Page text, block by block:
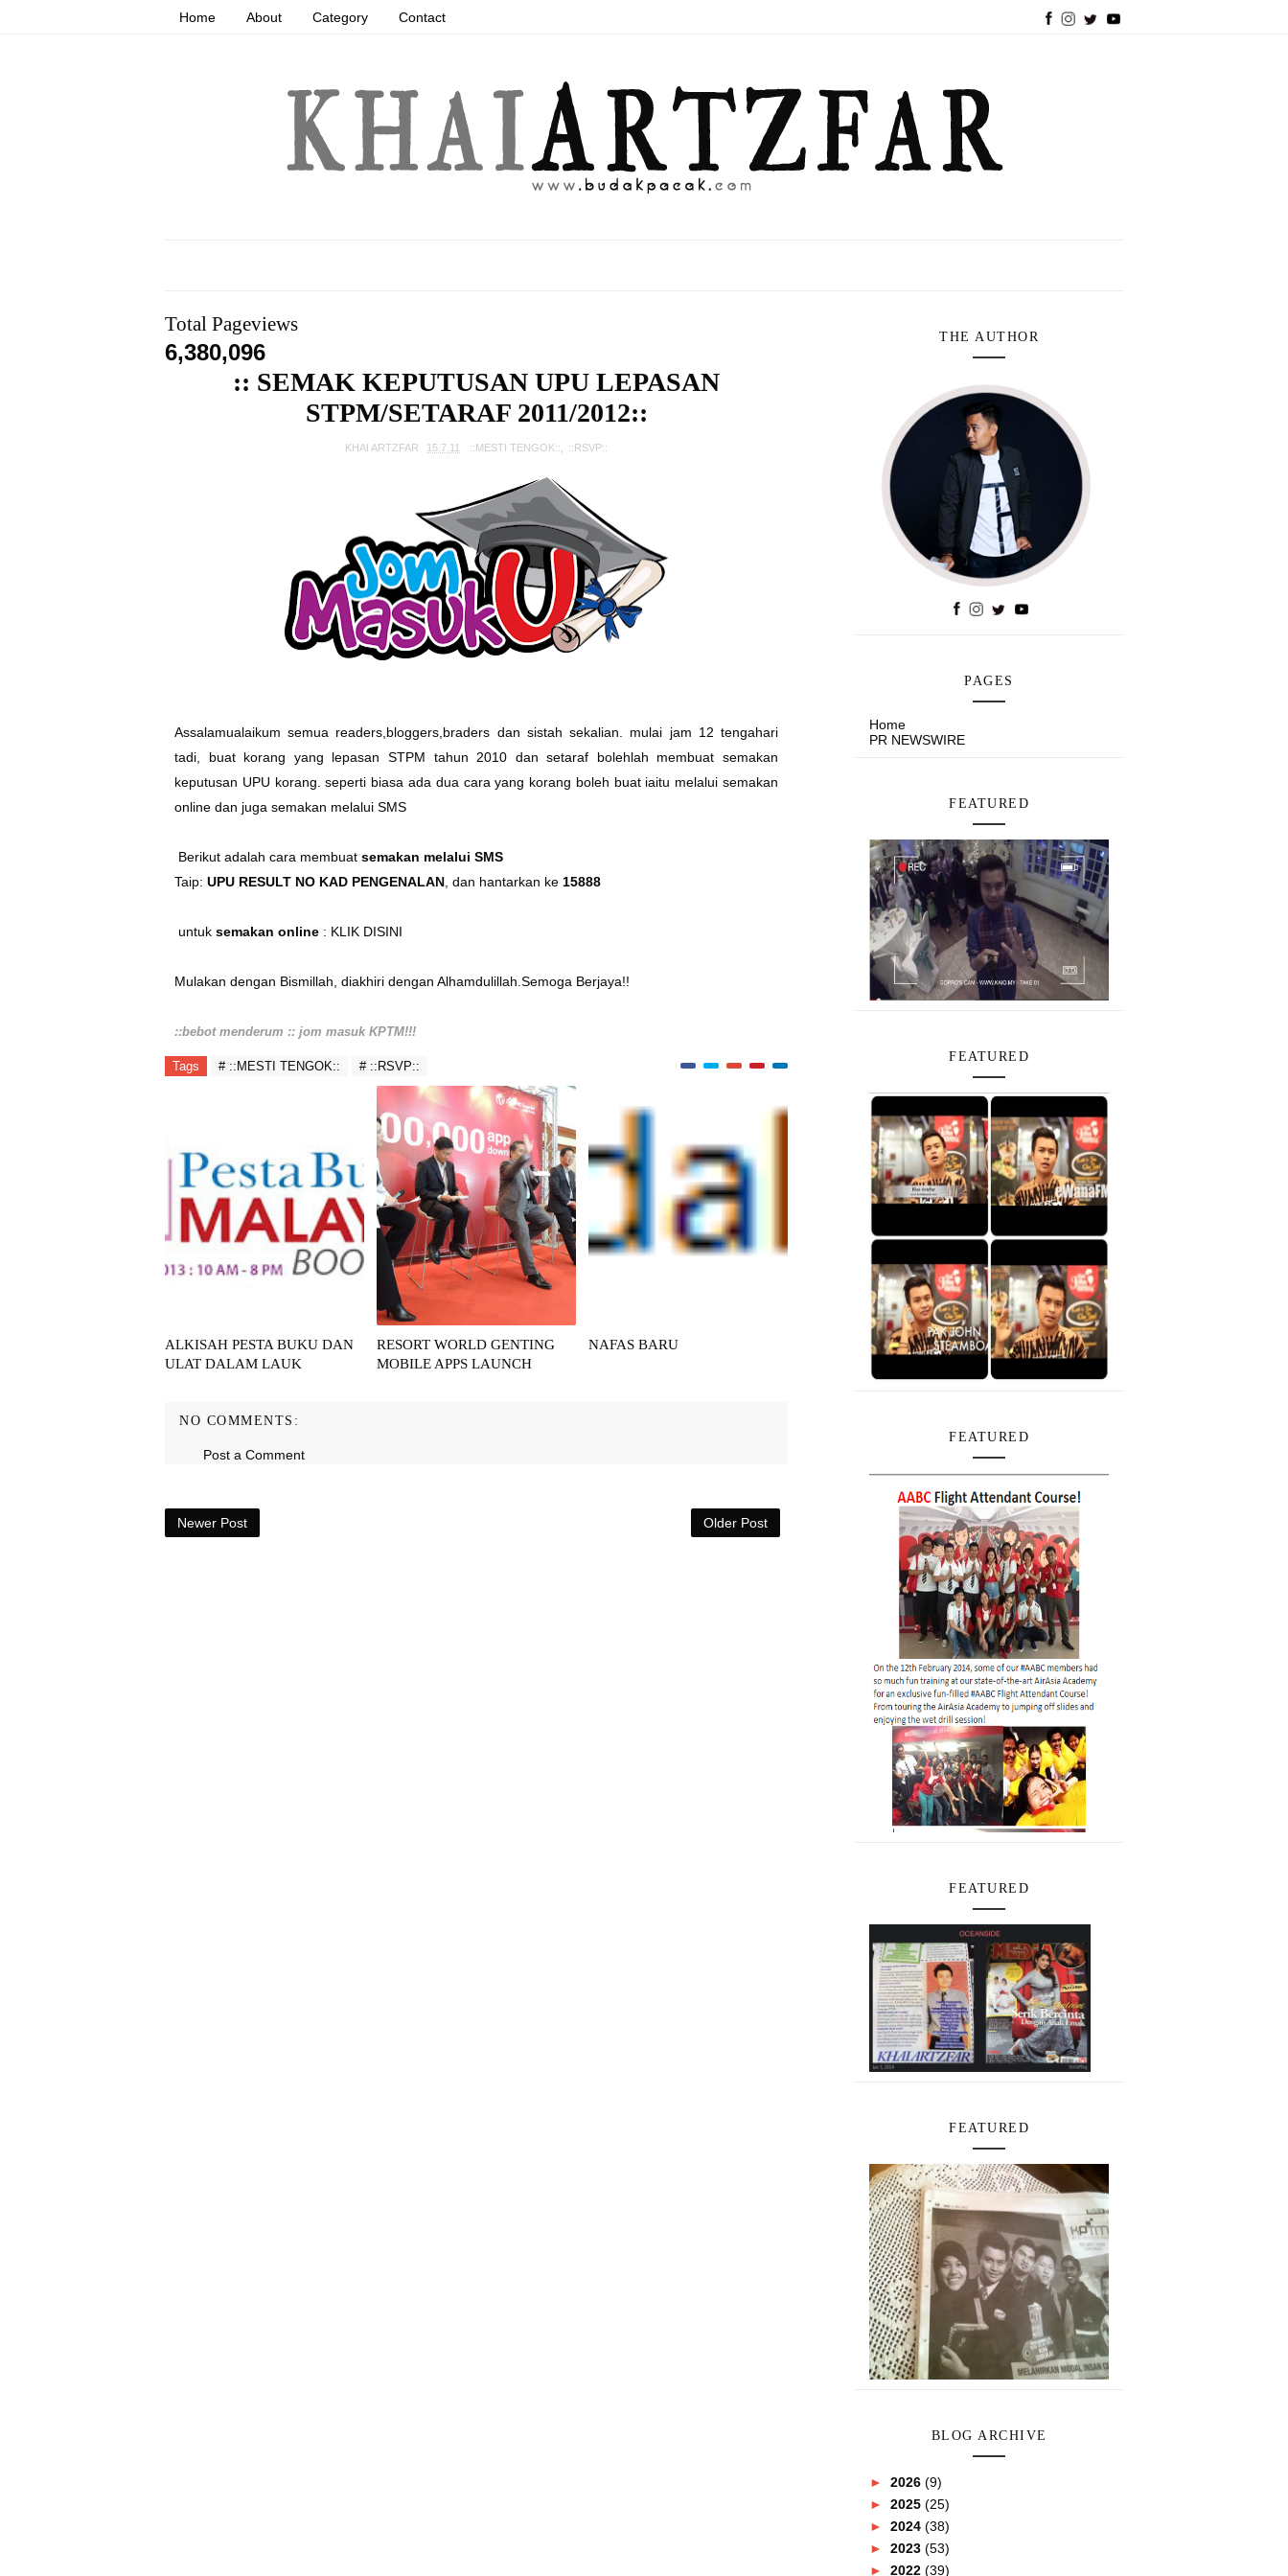
Home About Category Contact
Total Pageviews
6,380,096
:: SEMAK KEPUTUSAN UPU LEPASAN
STPM/SETARAF 2011/2012::
KHAI ARTZFAR 15.7.11 ::MESTI TENGOK:: ::RSVP::
Assalamualaikum semua readers,bloggers,braders dan sistah sekalian. mulai jam 12 tengahari
tadi, buat korang yang lepasan STPM tahun 2010 dan setaraf bolehlah membuat semakan
keputusan UPU korang. seperti biasa ada dua cara yang korang boleh buat iaitu melalui semakan
online dan juga semakan melalui SMS
Berikut adalah cara membuat semakan melalui SMS
Taip: UPU RESULT NO KAD PENGENALAN , dan hantarkan ke 15888
untuk semakan online : KLIK DISINI
Mulakan dengan Bismillah, diakhiri dengan Alhamdulillah.Semoga Berjaya!!
::bebot menderum :: jom masuk KPTM!!!
Tags # ::MESTI TENGOK:: # ::RSVP::
ALKISAH PESTA BUKU DAN
ULAT DALAM LAUK
RESORT WORLD GENTING
MOBILE APPS LAUNCH
NAFAS BARU
NO COMMENTS:
Post a Comment
Newer Post Older Post
THE AUTHOR
PAGES
Home
PR NEWSWIRE
FEATURED
FEATURED
FEATURED
FEATURED
FEATURED
BLOG ARCHIVE
► 2026 (9)
► 2025 (25)
► 2024 (38)
► 2023 (53)
► 2022 (39)